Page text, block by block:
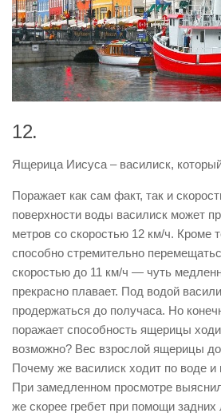
12.
Ящерица Иисуса – василиск,
Поражает как сам факт, так и
поверхности воды василиск может
метров со скоростью 12 км/ч. Кроме
способно стремительно
скоростью до 11 км/ч — чуть
прекрасно плавает. Под водой
продержаться до получаса. Но
поражает способность ящерицы
возможно? Вес взрослой ящерицы
Почему же василиск ходит по воде и
При замедленном просмотре
же скорее гребет при помощи